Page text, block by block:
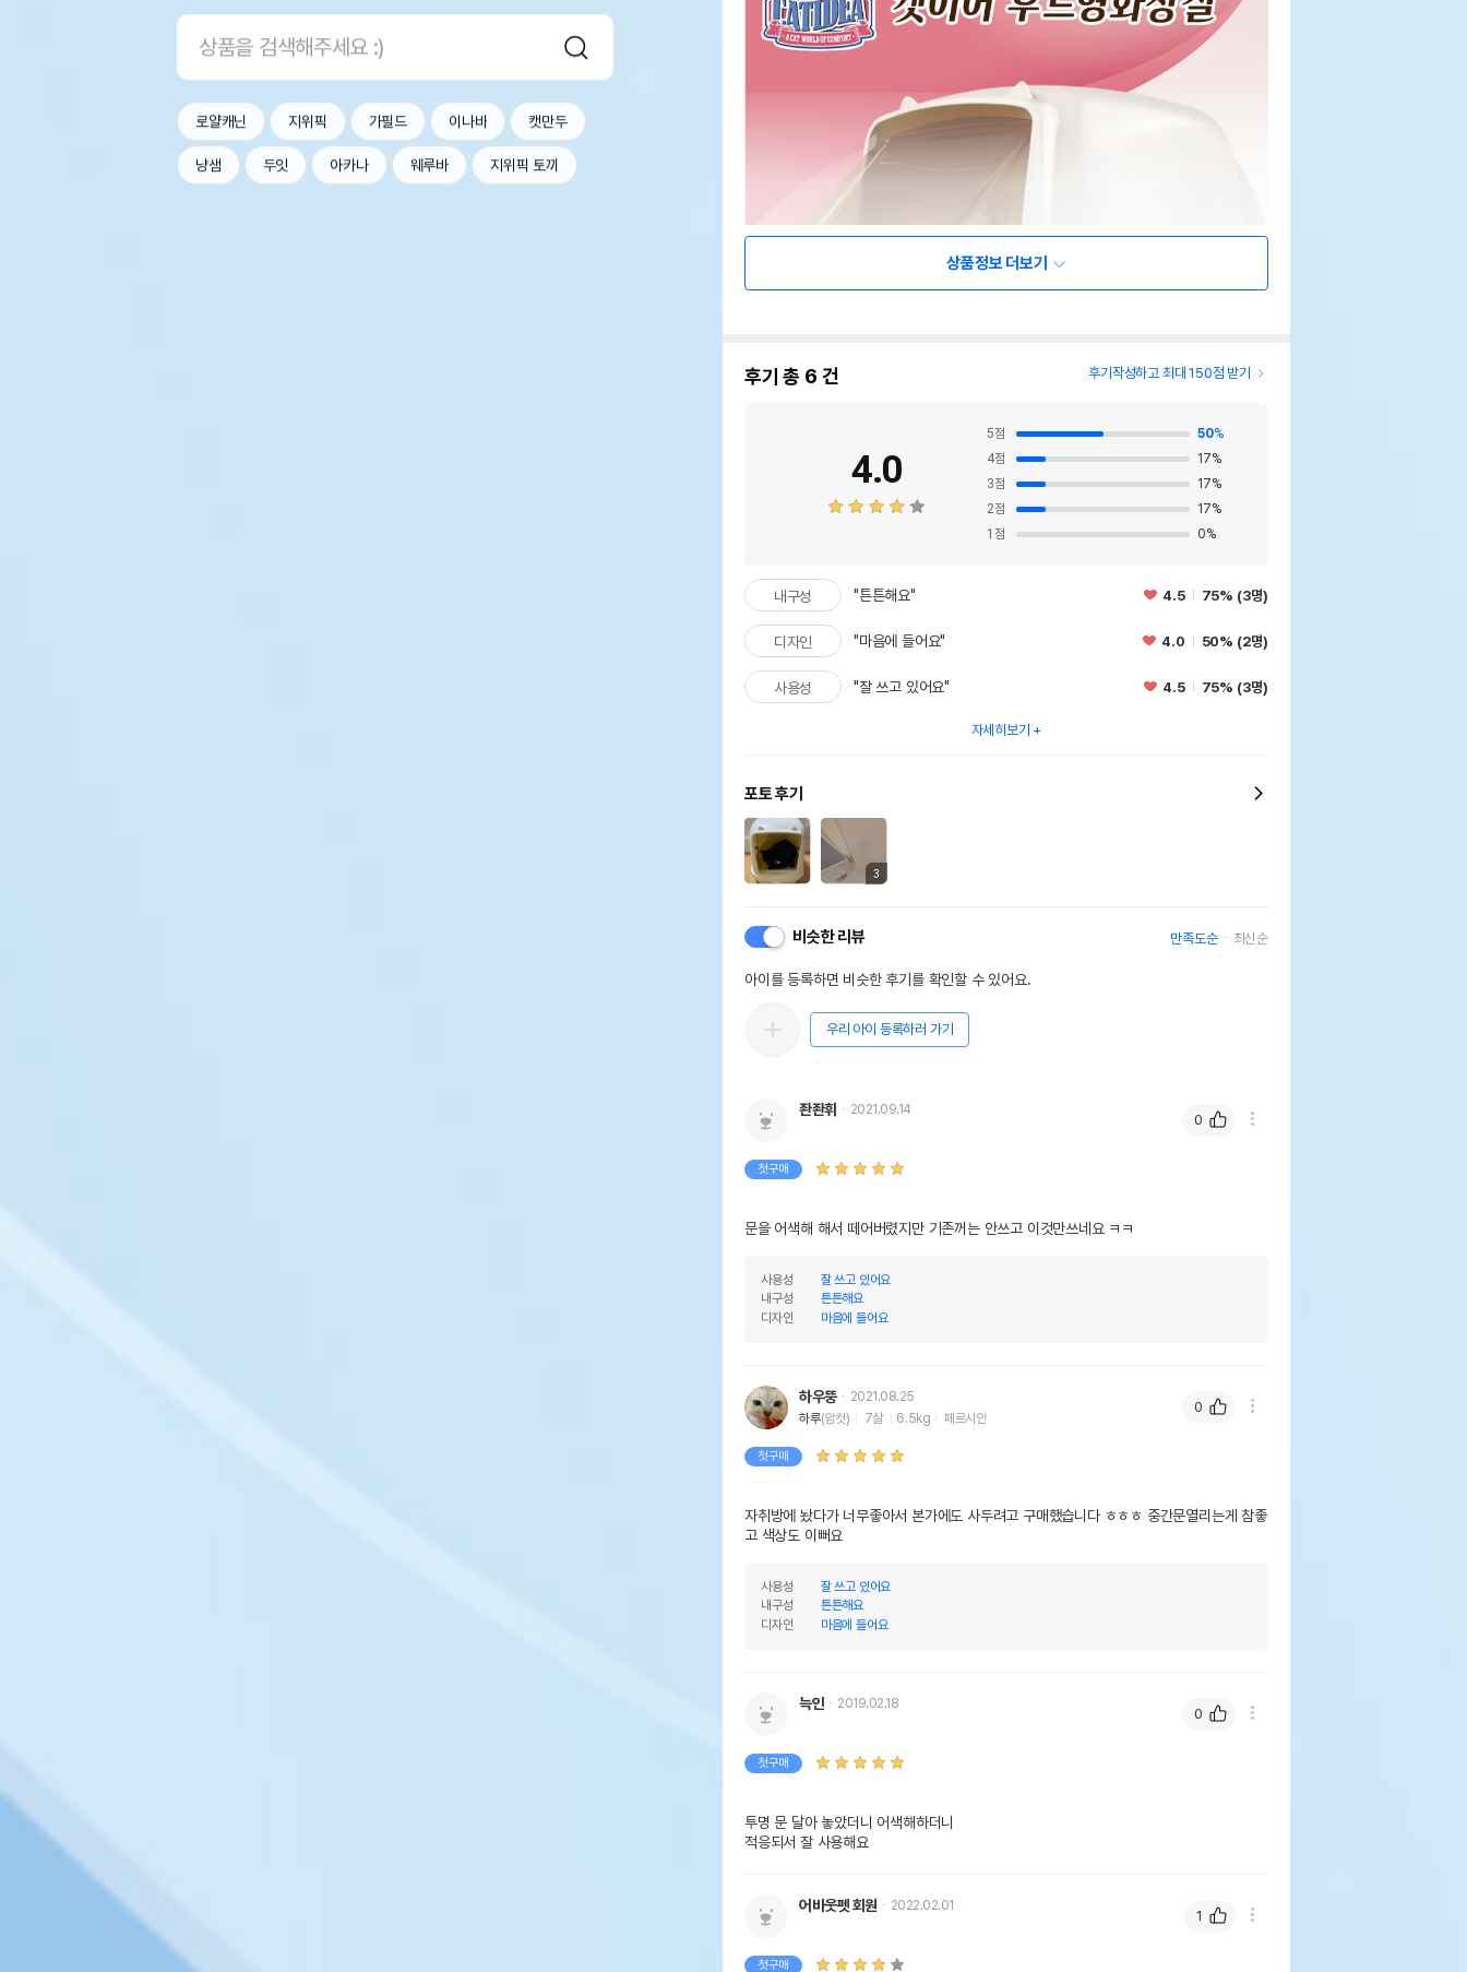
로얄캐닌 지위픽 가필드 이나바 캣만두
냥샘 두잇 아카나 웨루바 지위픽 토끼
상품정보 더보기
후기 총 6 건 후기작성하고 최대 150점 받기
4.0
5점 50%
4점 17%
3점 17%
2점 17%
1 점 0%
내구성 "튼튼해요" 4.5 75% (3명)
디자인 "마음에 들어요" 4.0 50% (2명)
사용성 "잘 쓰고 있어요" 4.5 75% (3명)
자세히보기
포토 후기
3
비슷한 리뷰 만족도순 최신순
아이를 등록하면 비슷한 후기를 확인할 수 있어요.
우리 아이 등록하러 가기
좐좐휘 2021.09.14
첫구매
문을 어색해 해서 떼어버렸지만 기존꺼는 안쓰고 이것만쓰네요 ㅋㅋ
사용성
잘 쓰고 있어요
내구성
튼튼해요
디자인
마음에 들어요
0
하우뚱
2021.08.25
하루(암컷) 7살 6.5kg 페르시안
첫구매
자취방에 놨다가 너무좋아서 본가에도 사두려고 구매했습니다 ㅎㅎㅎ 중간문열리는게 참좋
고 색상도 이뻐요
사용성
잘 쓰고 있어요
내구성
튼튼해요
디자인
마음에 들어요
0
늑인 2019.02.18
첫구매
투명 문 달아 놓았더니 어색해하더니
적응되서 잘 사용해요
0
어바웃펫 회원 2022.02.01
첫구매
1